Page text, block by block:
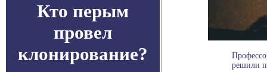
Кто перым
провел
клонирование?
решили